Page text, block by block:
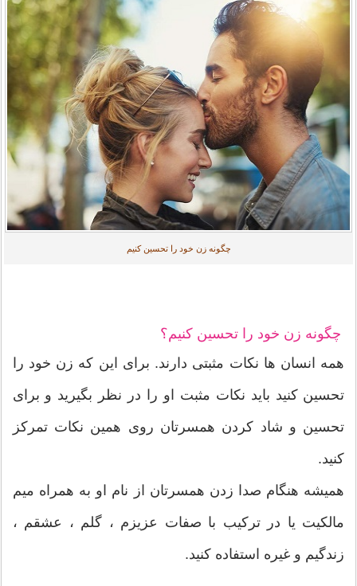
چگونه زن خود را تحسین کنیم
چگونه زن خود را تحسین کنیم؟
همه انسان ها نکات مثبتی دارند. برای این که زن خود را
تحسین کنید باید نکات مثبت او را در نظر بگیرید و برای
تحسین و شاد کردن همسرتان روی همین نکات تمرکز
کنید.
همیشه هنگام صدا زدن همسرتان از نام او به همراه میم
مالکیت یا در ترکیب با صفات عزیزم ، گلم ، عشقم ،
زندگیم و غیره استفاده کنید.